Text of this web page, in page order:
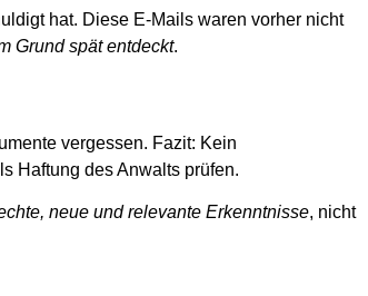
hat. Diese E-Mails waren vorher nicht
Grund spät entdeckt.
vergessen. Fazit: Kein
Haftung des Anwalts prüfen.
neue und relevante Erkenntnisse, nicht